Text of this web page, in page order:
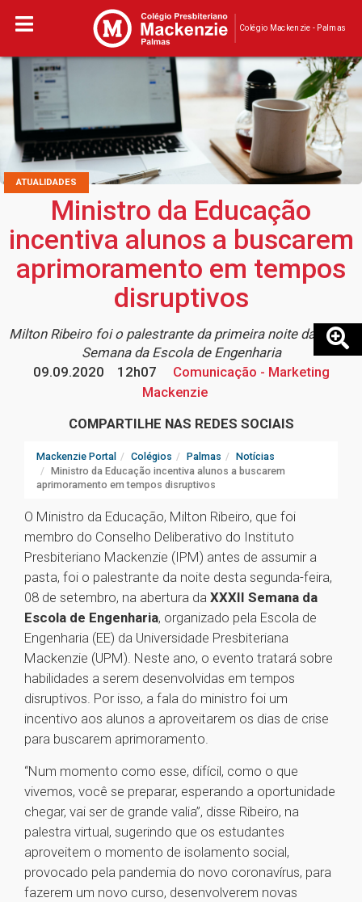
Colégio Mackenzie - Palmas
ATUALIDADES
Ministro da Educação
incentiva alunos a buscarem
aprimoramento em tempos
disruptivos
Milton Ribeiro foi o palestrante da primeira noite da XXXII
Semana da Escola de Engenharia
09.09.2020
12h07
Comunicação - Marketing
Mackenzie
COMPARTILHE NAS REDES SOCIAIS
Mackenzie Portal Colégios Palmas
Notícias
Ministro da Educação incentiva alunos a buscarem
aprimoramento em tempos disruptivos
O Ministro da Educação, Milton Ribeiro, que foi
membro do Conselho Deliberativo do Instituto
Presbiteriano Mackenzie (IPM) antes de assumir a
pasta, foi o palestrante da noite desta segunda-feira,
08 de setembro, na abertura da XXXII Semana da
Escola de Engenharia, organizado pela Escola de
Engenharia (EE) da Universidade Presbiteriana
Mackenzie (UPM). Neste ano, o evento tratará sobre
habilidades a serem desenvolvidas em tempos
disruptivos. Por isso, a fala do ministro foi um
incentivo aos alunos a aproveitarem os dias de crise
para buscarem aprimoramento.
“Num momento como esse, difícil, como o que
vivemos, você se preparar, esperando a oportunidade
chegar, vai ser de grande valia”, disse Ribeiro, na
palestra virtual, sugerindo que os estudantes
aproveitem o momento de isolamento social,
provocado pela pandemia do novo coronavírus, para
fazerem um novo curso, desenvolverem novas